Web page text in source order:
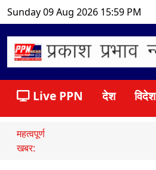
Sunday 09 Aug 2026 15:59 PM
Live PPN देश विदेश
महत्वपूर्ण
खबर: